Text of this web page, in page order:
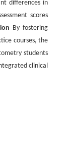
differences in
scores
By fostering
courses, the
students
clinical